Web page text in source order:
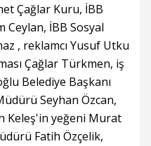
Çağlar Kuru, İBB
Ceylan, İBB Sosyal
, reklamcı Yusuf Utku
Çağlar Türkmen, iş
Belediye Başkanı
Seyhan Özcan,
Keleş'in yeğeni Murat
Fatih Özçelik,